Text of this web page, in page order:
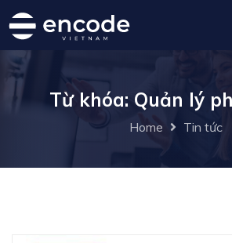
Từ khóa: Quản lý
Home Tin tức